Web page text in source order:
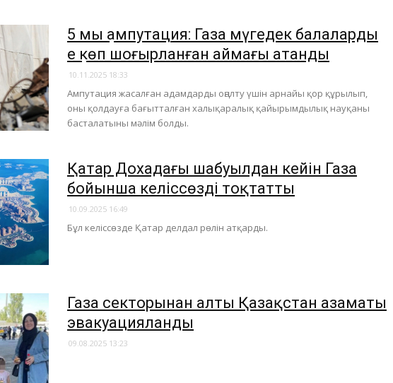
5 мың ампутация: Газа мүгедек балалардың
ең көп шоғырланған аймағы атанды
10.11.2025 18:33
Ампутация жасалған адамдарды оңалту үшін арнайы қор құрылып,
оны қолдауға бағытталған халықаралық қайырымдылық науқаны
басталатыны мәлім болды.
​Қатар Дохадағы шабуылдан кейін Газа
бойынша келіссөзді тоқтатты
10.09.2025 16:49
Бұл келіссөзде Қатар делдал рөлін атқарды.
Газа секторынан алты Қазақстан азаматы
эвакуацияланды
09.08.2025 13:23